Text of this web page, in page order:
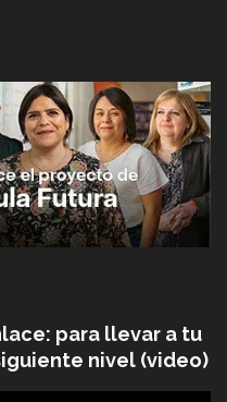
para llevar a tu
nivel (video)